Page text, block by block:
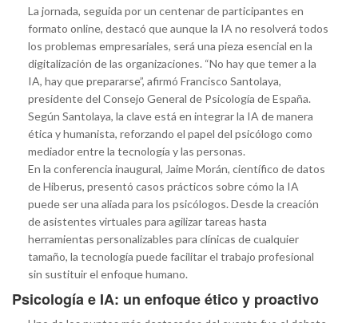
La jornada, seguida por un centenar de participantes en
formato online, destacó que aunque la IA no resolverá todos
los problemas empresariales, será una pieza esencial en la
digitalización de las organizaciones. “No hay que temer a la
IA, hay que prepararse”, afirmó Francisco Santolaya,
presidente del Consejo General de Psicología de España.
Según Santolaya, la clave está en integrar la IA de manera
ética y humanista, reforzando el papel del psicólogo como
mediador entre la tecnología y las personas.
En la conferencia inaugural, Jaime Morán, científico de datos
de Hiberus, presentó casos prácticos sobre cómo la IA
puede ser una aliada para los psicólogos. Desde la creación
de asistentes virtuales para agilizar tareas hasta
herramientas personalizables para clínicas de cualquier
tamaño, la tecnología puede facilitar el trabajo profesional
sin sustituir el enfoque humano.
Psicología e IA: un enfoque ético y proactivo